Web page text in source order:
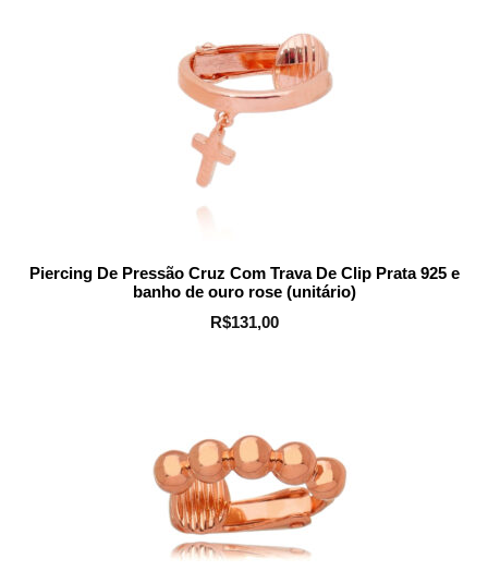
Piercing De Pressão Cruz Com Trava De Clip Prata 925 e
banho de ouro rose (unitário)
R$131,00